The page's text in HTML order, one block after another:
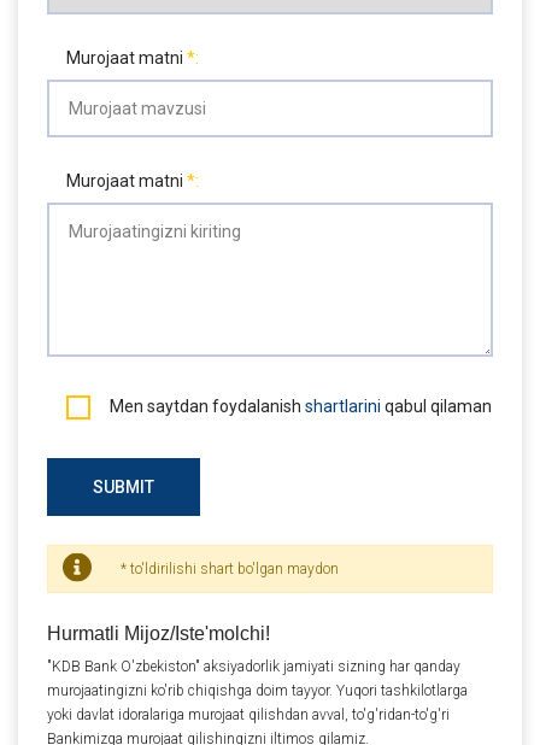
Murojaat matni
Murojaat matni
Men saytdan foydalanish shartlarini qabul qilaman
SUBMIT
* to'ldirilishi shart bo'lgan maydon
Hurmatli Mijoz/Iste'molchi!
"KDB Bank O'zbekiston" aksiyadorlik jamiyati sizning har qanday
murojaatingizni ko'rib chiqishga doim tayyor. Yuqori tashkilotlarga
yoki davlat idoralariga murojaat qilishdan avval, to'g'ridan-to'g'ri
Bankimizga murojaat qilishingizni iltimos qilamiz.